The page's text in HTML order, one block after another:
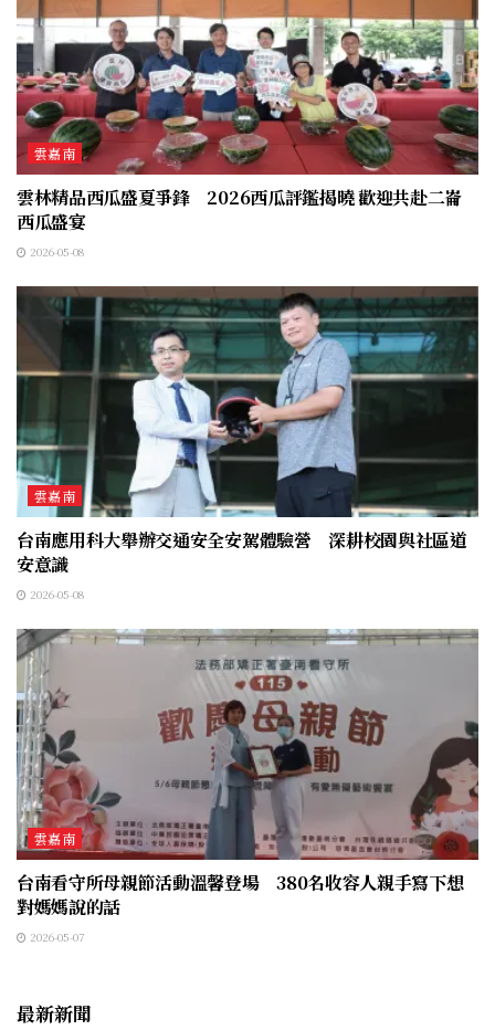
雲嘉南
雲林精品西瓜盛夏爭鋒 2026西瓜評鑑揭曉 歡迎共赴二崙
西瓜盛宴
2026-05-08
雲嘉南
台南應用科大舉辦交通安全安駕體驗營 深耕校園與社區道
安意識
2026-05-08
雲嘉南
台南看守所母親節活動溫馨登場 380名收容人親手寫下想
對媽媽說的話
2026-05-07
最新新聞